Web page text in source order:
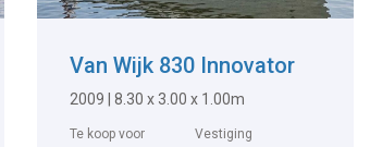
Van Wijk 830 Innovator
2009 | 8.30 x 3.00 x 1.00m
Te koop voor Vestiging